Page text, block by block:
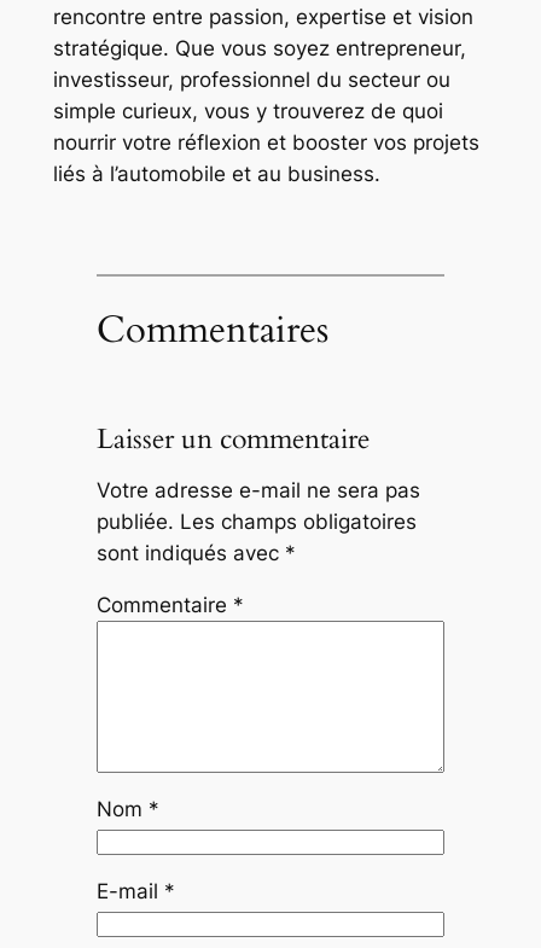
rencontre entre passion, expertise et vision
stratégique. Que vous soyez entrepreneur,
investisseur, professionnel du secteur ou
simple curieux, vous y trouverez de quoi
nourrir votre réflexion et booster vos projets
liés à l’automobile et au business.
Commentaires
Laisser un commentaire
Votre adresse e-mail ne sera pas
publiée. Les champs obligatoires
sont indiqués avec *
Commentaire *
Nom *
E-mail *